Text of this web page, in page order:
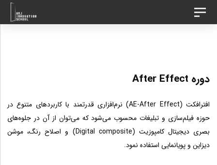
رد
ها
پرش
تغییر
وضعیت
دوره After Effect
افتر‌افکت (AE-After Effect) نرم‌افزاری قدرتمند با کاربردهای متنوع در
حوزه فیلم‌سازی و تبلیغات محسوب می‌شود که می‌توان از آن در جلوه‌های
بصری دیجیتال کامپوزیت (Digital composite) و اصلاح رنگ، موشن
دیزاین و پویانمایی استفاده نمود.